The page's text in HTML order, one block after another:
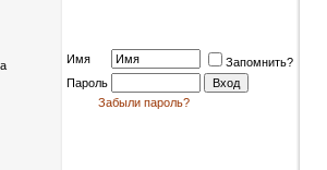
Имя
Запомнить?
Пароль
Забыли пароль?